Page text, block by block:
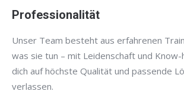
Professionalität
Unser Team besteht aus erfahrenen
was sie tun – mit Leidenschaft und Know-
dich auf höchste Qualität und passende
verlassen.